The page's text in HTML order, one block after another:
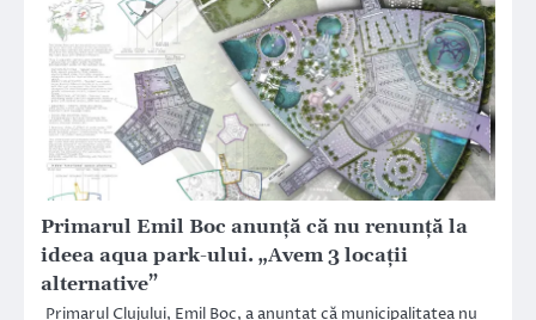
Primarul Emil Boc anunță că nu renunță la
ideea aqua park-ului. „Avem 3 locații
alternative”
Primarul Clujului, Emil Boc, a anunțat că municipalitatea nu